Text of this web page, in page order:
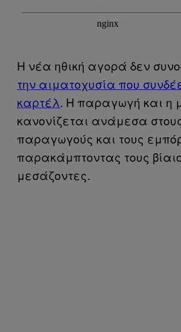
H νέα ηθική αγορά δεν
την αιματοχυσία που
καρτέλ. Η παραγωγή και η
κανονίζεται ανάμεσα
παραγωγούς και τους
παρακάμπτοντας τους
μεσάζοντες.